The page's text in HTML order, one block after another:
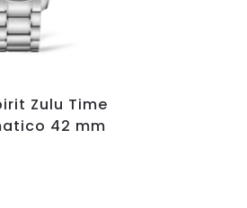
Zulu Time
42 mm